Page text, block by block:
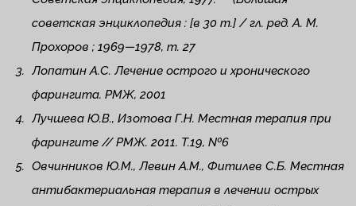
советская энциклопедия : [в 30 т.] / гл. ред. А. М.
Прохоров ; 1969—1978, т. 27
Лопатин А.С. Лечение острого и хронического
фарингита. РМЖ, 2001
Лучшева Ю.В., Изотова Г.Н. Местная терапия при
фарингите // РМЖ. 2011. Т.19, №6
Овчинников Ю.М., Левин А.М., Фитилев С.Б. Местная
антибактериальная терапия в лечении острых